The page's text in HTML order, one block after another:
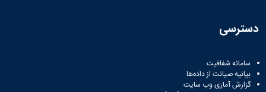
دسترسی
سامانه شفافیت
بیانیه صیانت از داده‌ها
گزارش آماری وب‌ سایت